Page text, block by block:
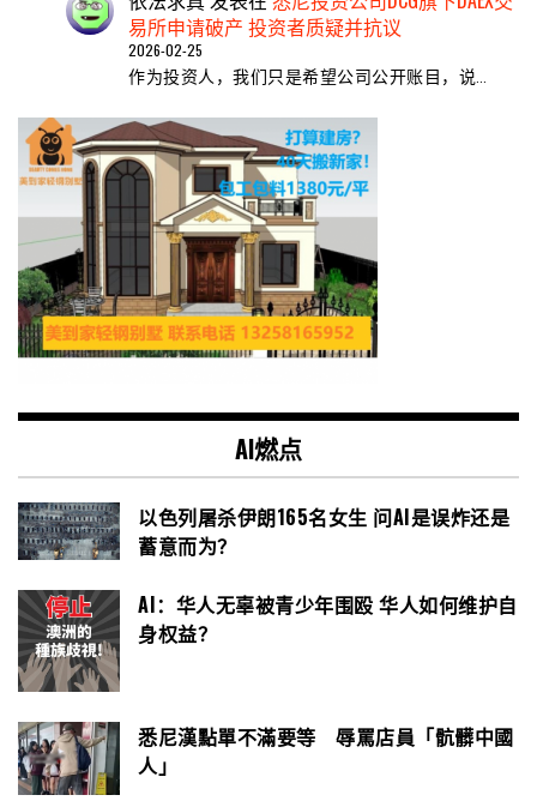
易所申请破产 投资者质疑并抗议
2026-02-25
作为投资人，我们只是希望公司公开账目，说…
AI燃点
以色列屠杀伊朗165名女生 问AI是误炸还是
蓄意而为？
AI：华人无辜被青少年围殴 华人如何维护自
身权益？
悉尼漢點單不滿要等 辱罵店員「骯髒中國
人」